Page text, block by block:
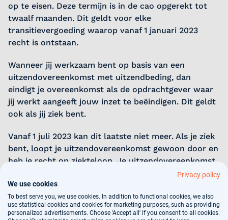
op te eisen. Deze termijn is in de cao opgerekt tot
twaalf maanden. Dit geldt voor elke
transitievergoeding waarop vanaf 1 januari 2023
recht is ontstaan.
Wanneer jij werkzaam bent op basis van een
uitzendovereenkomst met uitzendbeding, dan
eindigt je overeenkomst als de opdrachtgever waar
jij werkt aangeeft jouw inzet te beëindigen. Dit geldt
ook als jij ziek bent.
Vanaf 1 juli 2023 kan dit laatste niet meer. Als je ziek
bent, loopt je uitzendovereenkomst gewoon door en
heb je recht op ziekteloon. Je uitzendovereenkomst
uitzendovereenkomst overeengekomen einddatum.
Het ziekengeld dat je ontvangt bedraagt 90% van
Privacy policy
We use cookies
To best serve you, we use cookies. In addition to functional cookies, we also
use statistical cookies and cookies for marketing purposes, such as providing
personalized advertisements. Choose 'Accept all' if you consent to all cookies.